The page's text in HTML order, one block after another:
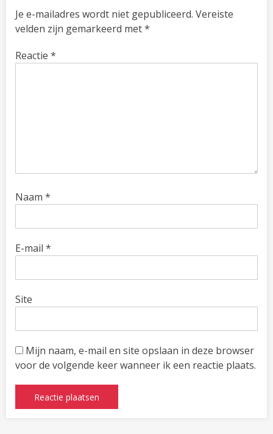
Je e-mailadres wordt niet gepubliceerd. Vereiste
velden zijn gemarkeerd met*
Reactie *
Naam *
E-mail *
Site
Mijn naam, e-mail en site opslaan in deze browser
voor de volgende keer wanneer ik een reactie plaats.